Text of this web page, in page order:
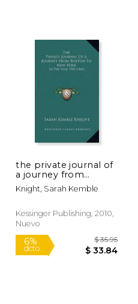
6%
dcto.
$
$
the private journal of
a journey from
boston to new york:
in the year 1704
Knight, Sarah Kemble
Kessinger Publishing, 2010,
Nuevo